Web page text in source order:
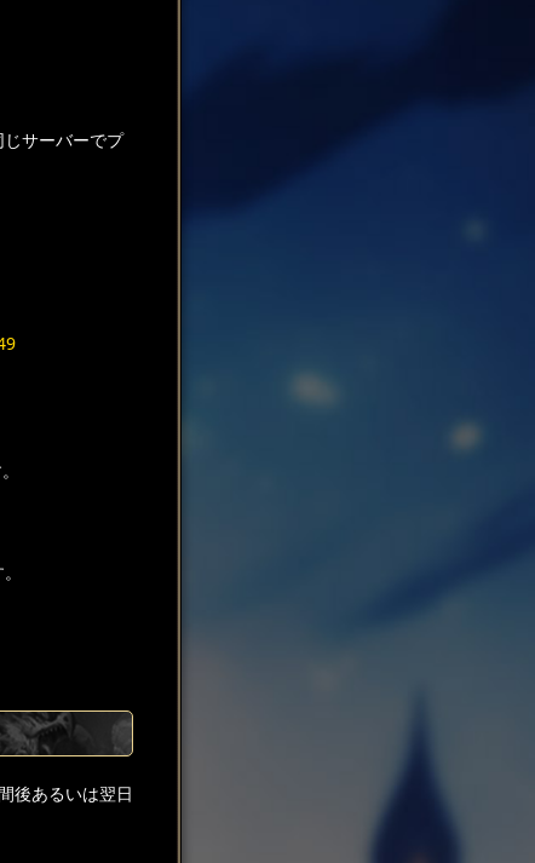
サーバーでプ
後あるいは翌日